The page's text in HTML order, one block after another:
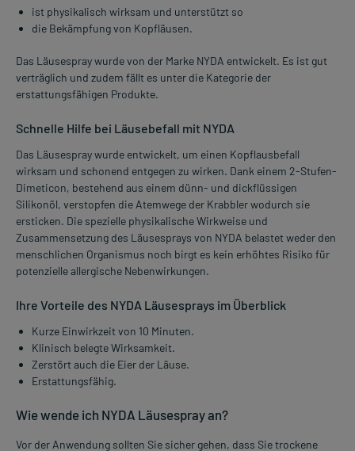
ist physikalisch wirksam und unterstützt so
die Bekämpfung von Kopfläusen.
Das Läusespray wurde von der Marke NYDA entwickelt. Es ist gut
verträglich und zudem fällt es unter die Kategorie der
erstattungsfähigen Produkte.
Schnelle Hilfe bei Läusebefall mit NYDA
Das Läusespray wurde entwickelt, um einen Kopflausbefall
wirksam und schonend entgegen zu wirken. Dank einem 2-Stufen-
Dimeticon, bestehend aus einem dünn- und dickflüssigen
Silikonöl, verstopfen die Atemwege der Krabbler wodurch sie
ersticken. Die spezielle physikalische Wirkweise und
Zusammensetzung des Läusesprays von NYDA belastet weder den
menschlichen Organismus noch birgt es kein erhöhtes Risiko für
potenzielle allergische Nebenwirkungen.
Ihre Vorteile des NYDA Läusesprays im Überblick
Kurze Einwirkzeit von 10 Minuten.
Klinisch belegte Wirksamkeit.
Zerstört auch die Eier der Läuse.
Erstattungsfähig.
Wie wende ich NYDA Läusespray an?
Vor der Anwendung sollten Sie sicher gehen, dass Sie trockene